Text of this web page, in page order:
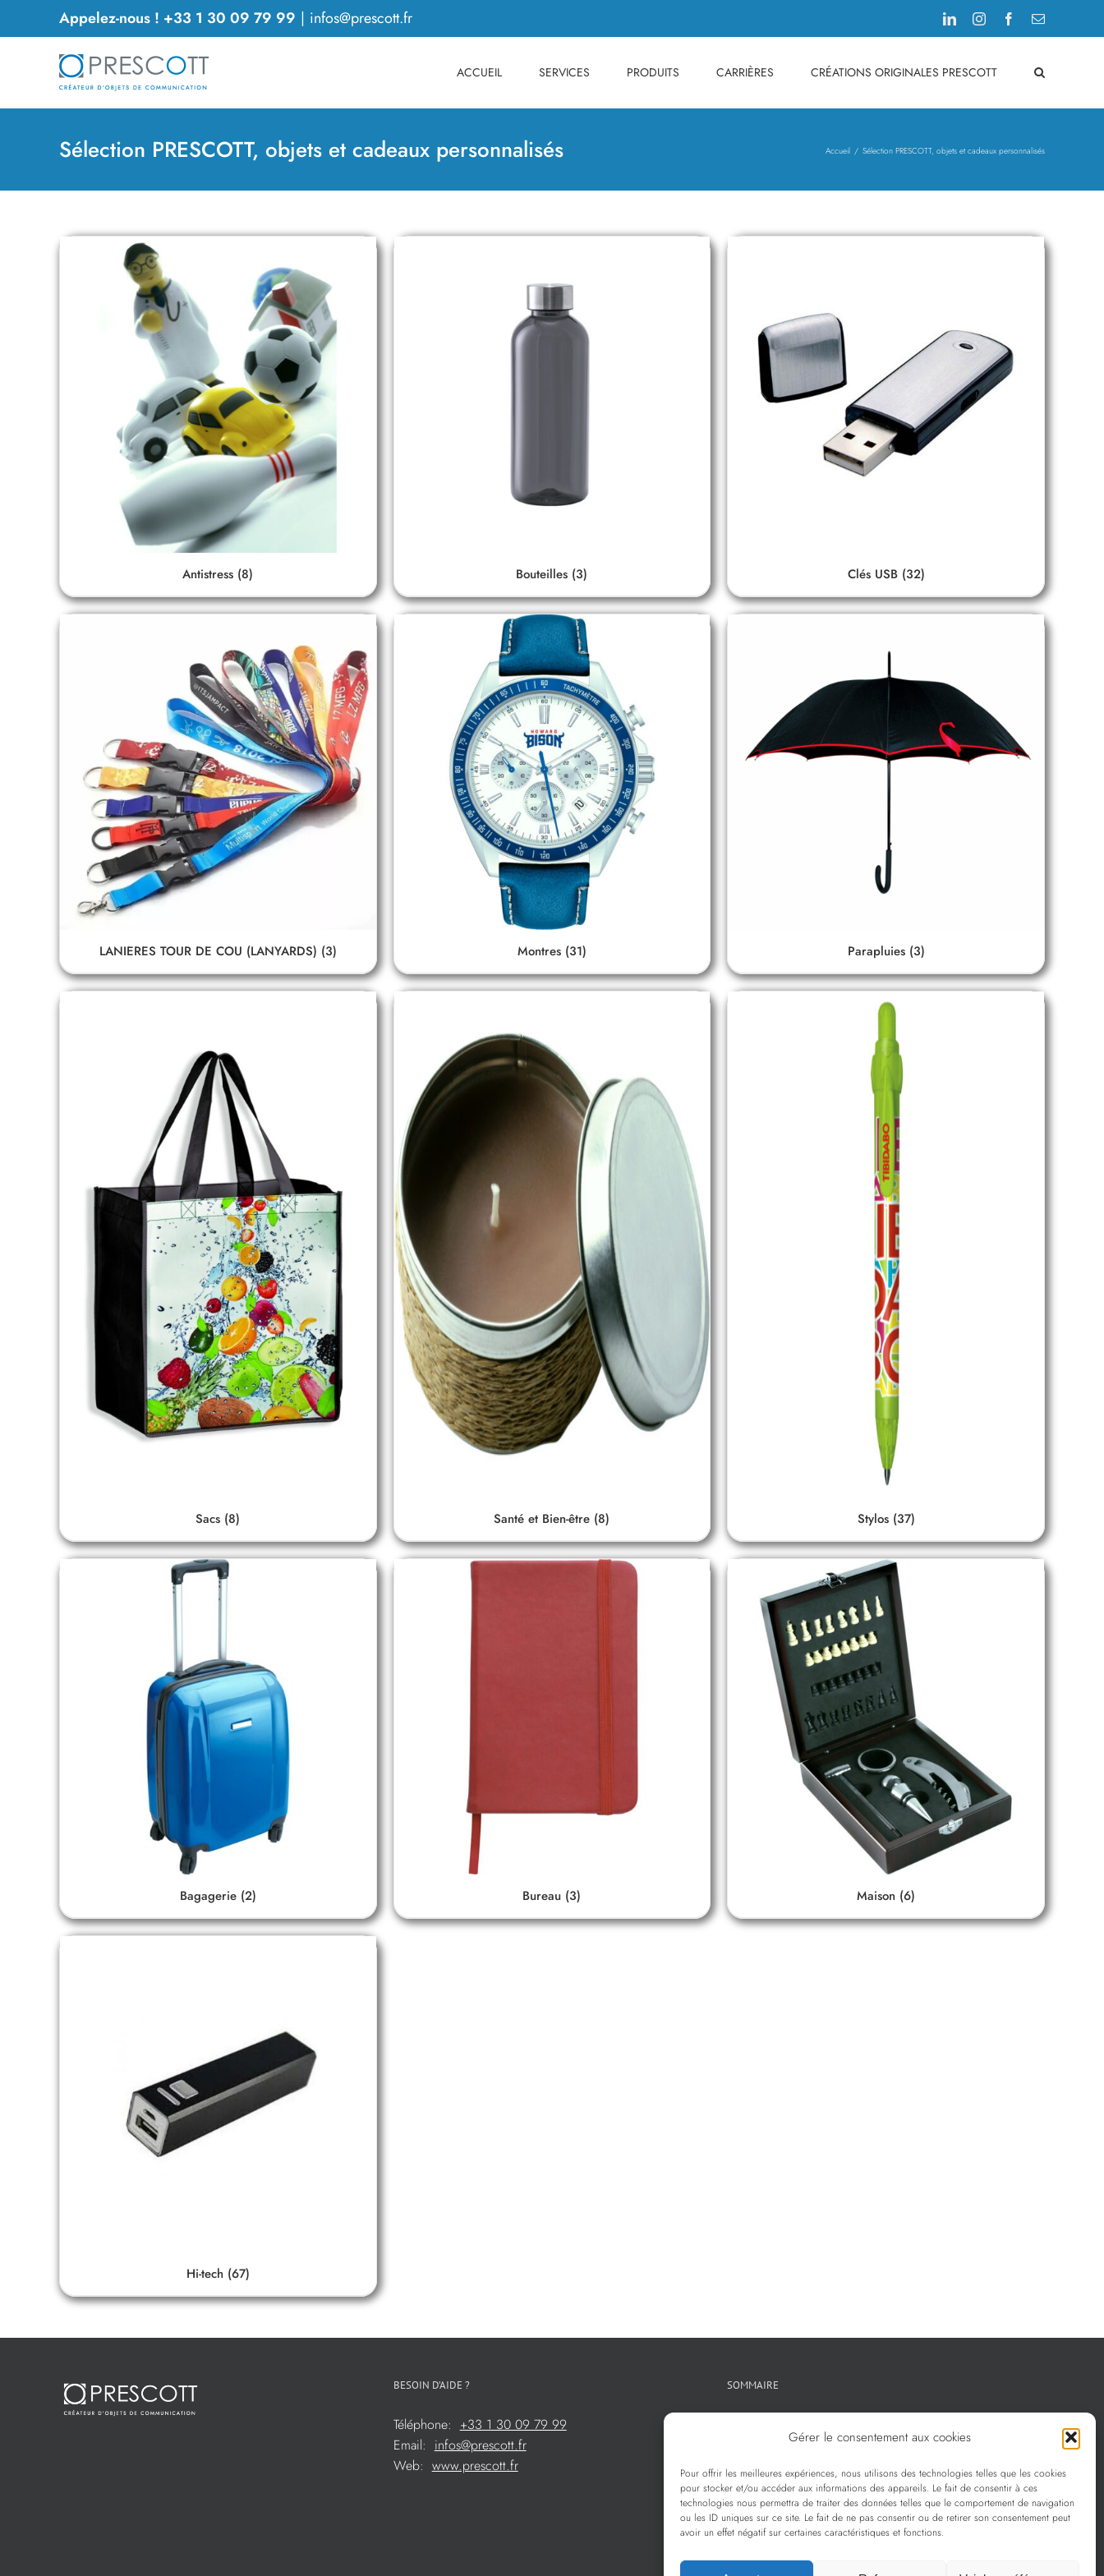
Gérer le consentement aux cookies
Pour offrir les meilleures expériences, nous utilisons des technologies telles que les cookies
pour stocker et/ou accéder aux informations des appareils. Le fait de consentir à ces
technologies nous permettra de traiter des données telles que le comportement de navigation
ou les ID uniques sur ce site. Le fait de ne pas consentir ou de retirer son consentement peut
avoir un effet négatif sur certaines caractéristiques et fonctions.
au
Appelez-nous ! +33 1 30 09 79 99 | infos@prescott.fr LinkedInInstagramFacebook
Email
ACCUEIL SERVICES PRODUITS CARRIÈRES CRÉATIONS ORIGINALES PRESCOTT
Sélection PRESCOTT, objets et cadeaux personnalisés Accueil Sélection PRESCOTT, objets et cadeaux personnalisés
Antistress (8) Bouteilles (3) Clés USB (32)
LANIERES TOUR DE COU (LANYARDS) (3) Montres (31) Parapluies (3)
Sacs (8) Santé et Bien-être (8) Stylos (37)
Bagagerie (2) Bureau (3) Maison (6)
Hi-tech (67)
BESOIN D’AIDE ?
Téléphone: +33 1 30 09 79 99
Email: infos@prescott.fr
Web: www.prescott.fr
SOMMAIRE
La sélection Prescott
Services
Politique de confidentialité